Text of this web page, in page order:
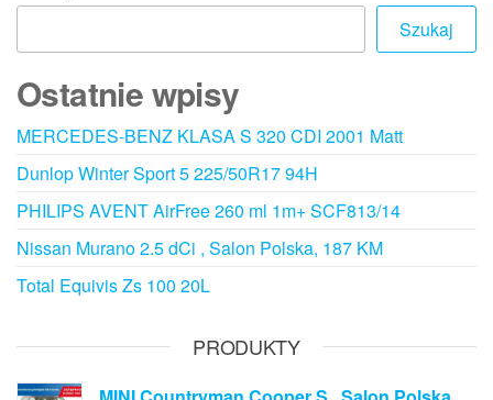
Szukaj
Ostatnie wpisy
MERCEDES-BENZ KLASA S 320 CDI 2001 Matt
Dunlop Winter Sport 5 225/50R17 94H
PHILIPS AVENT AirFree 260 ml 1m+ SCF813/14
Nissan Murano 2.5 dCi , Salon Polska, 187 KM
Total Equivis Zs 100 20L
PRODUKTY